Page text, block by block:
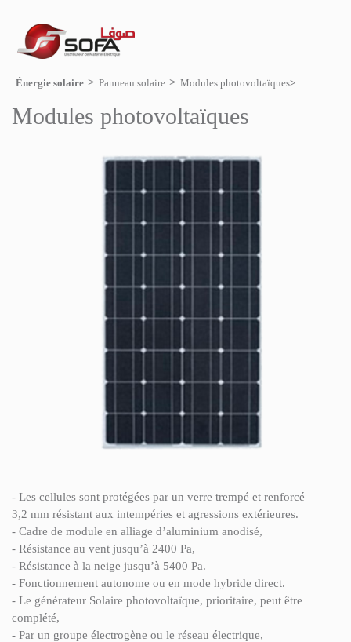
Énergie solaire Panneau solaire Modules photovoltaïques
Modules photovoltaïques
- Les cellules sont protégées par un verre trempé et renforcé
3,2 mm résistant aux intempéries et agressions extérieures.
- Cadre de module en alliage d’aluminium anodisé,
- Résistance au vent jusqu’à 2400 Pa,
- Résistance à la neige jusqu’à 5400 Pa.
- Fonctionnement autonome ou en mode hybride direct.
- Le générateur Solaire photovoltaïque, prioritaire, peut être
complété,
- Par un groupe électrogène ou le réseau électrique,